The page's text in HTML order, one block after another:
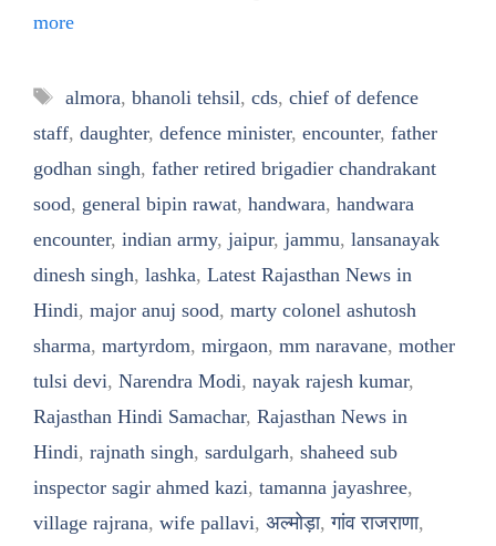
more
Tags
almora, bhanoli tehsil, cds, chief of defence
staff, daughter, defence minister, encounter, father
godhan singh, father retired brigadier chandrakant
sood, general bipin rawat, handwara, handwara
encounter, indian army, jaipur, jammu, lansanayak
dinesh singh, lashka, Latest Rajasthan News in
Hindi, major anuj sood, marty colonel ashutosh
sharma, martyrdom, mirgaon, mm naravane, mother
tulsi devi, Narendra Modi, nayak rajesh kumar,
Rajasthan Hindi Samachar, Rajasthan News in
Hindi, rajnath singh, sardulgarh, shaheed sub
inspector sagir ahmed kazi, tamanna jayashree,
village rajrana, wife pallavi, अल्मोड़ा,गांव राजराणा,